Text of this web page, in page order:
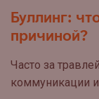
Буллинг:
причиной?
Часто за
коммуникации и